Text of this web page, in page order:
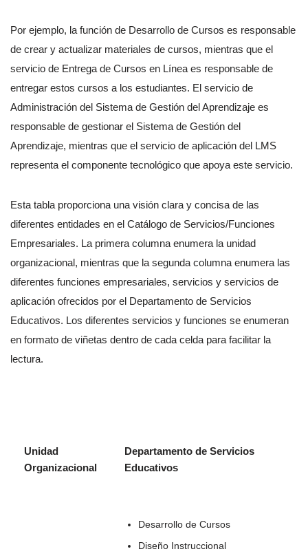
Por ejemplo, la función de Desarrollo de Cursos es responsable
de crear y actualizar materiales de cursos, mientras que el
servicio de Entrega de Cursos en Línea es responsable de
entregar estos cursos a los estudiantes. El servicio de
Administración del Sistema de Gestión del Aprendizaje es
responsable de gestionar el Sistema de Gestión del
Aprendizaje, mientras que el servicio de aplicación del LMS
representa el componente tecnológico que apoya este servicio.
Esta tabla proporciona una visión clara y concisa de las
diferentes entidades en el Catálogo de Servicios/Funciones
Empresariales. La primera columna enumera la unidad
organizacional, mientras que la segunda columna enumera las
diferentes funciones empresariales, servicios y servicios de
aplicación ofrecidos por el Departamento de Servicios
Educativos. Los diferentes servicios y funciones se enumeran
en formato de viñetas dentro de cada celda para facilitar la
lectura.
Unidad
Organizacional
Departamento de Servicios
Educativos
Desarrollo de Cursos
Diseño Instruccional